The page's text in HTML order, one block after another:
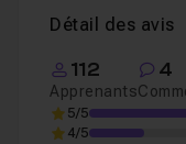
Détail des avis
112
Apprenants
4
5/5
4/5